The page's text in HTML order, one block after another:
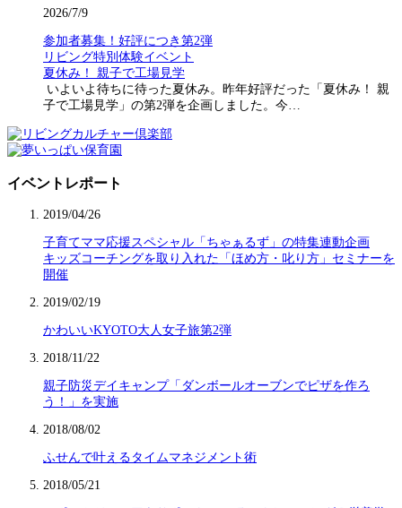
2026/7/9
参加者募集！好評につき第2弾
リビング特別体験イベント
夏休み！ 親子で工場見学
いよいよ待ちに待った夏休み。昨年好評だった「夏休み！ 親
子で工場見学」の第2弾を企画しました。今…
イベントレポート
2019/04/26
子育てママ応援スペシャル「ちゃぁるず」の特集連動企画
キッズコーチングを取り入れた「ほめ方・叱り方」セミナーを
開催
2019/02/19
かわいいKYOTO大人女子旅第2弾
2018/11/22
親子防災デイキャンプ「ダンボールオーブンでピザを作ろ
う！」を実施
2018/08/02
ふせんで叶えるタイムマネジメント術
2018/05/21